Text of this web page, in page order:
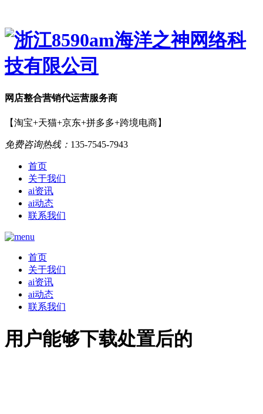
网店整合营销代运营服务商
【淘宝+天猫+京东+拼多多+跨境电商】
免费咨询热线： 135-7545-7943
首页
关于我们
ai资讯
ai动态
联系我们
首页
关于我们
ai资讯
ai动态
联系我们
用户能够下载处置后的